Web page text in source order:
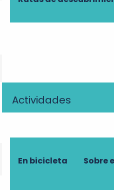
Actividades
En bicicleta Sobre